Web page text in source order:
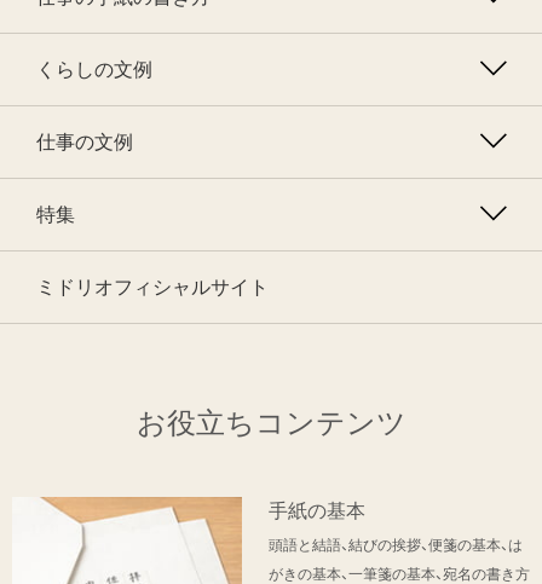
くらしの文例
仕事の文例
特集
ミドリオフィシャルサイト
お役立ちコンテンツ
手紙の基本
頭語と結語、結びの挨拶、便箋の基本、は
がきの基本、一筆箋の基本、宛名の書き方